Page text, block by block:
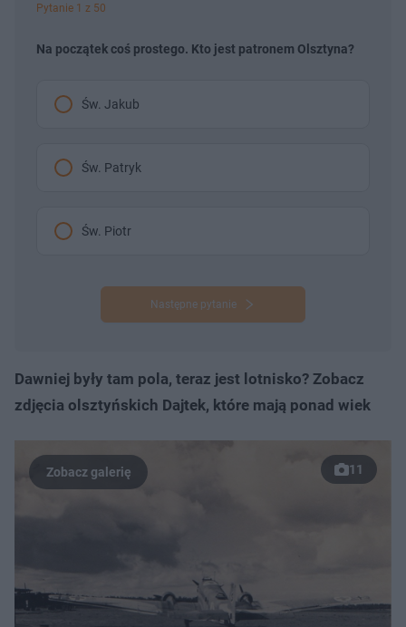
Pytanie 1 z 50
Na początek coś prostego. Kto jest patronem Olsztyna?
Św. Jakub
Św. Patryk
Św. Piotr
Następne pytanie
Dawniej były tam pola, teraz jest lotnisko? Zobacz
zdjęcia olsztyńskich Dajtek, które mają ponad wiek
11